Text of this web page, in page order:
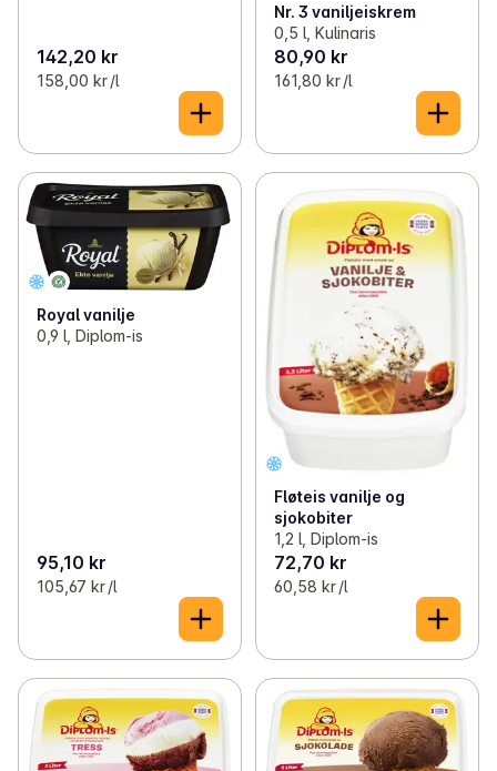
142,20 kr
158,00 kr /l
Nr. 3 vaniljeiskrem
0,5 l, Kulinaris
80,90 kr
161,80 kr /l
Royal vanilje
0,9 l, Diplom-is
95,10 kr
105,67 kr /l
Fløteis vanilje og
sjokobiter
1,2 l, Diplom-is
72,70 kr
60,58 kr /l